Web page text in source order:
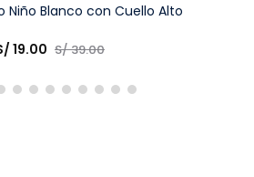
Niño Blanco con Cuello Alto
19.00 S/39.00